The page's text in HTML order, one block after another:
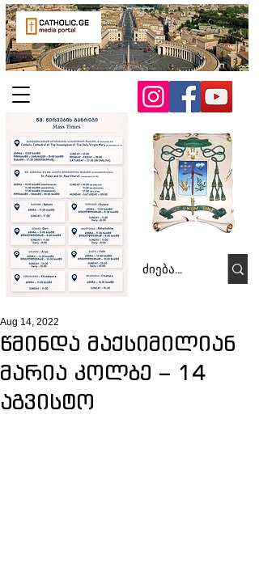
წმინდა მაქსიმილიან
მარია კოლბე – 14
აგვისტო
Aug 14, 2022